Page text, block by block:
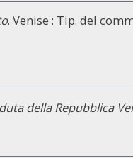
. Venise : Tip. del
della Repubblica